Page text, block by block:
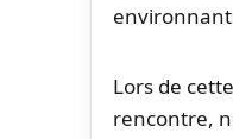
Lors de
rencontre,